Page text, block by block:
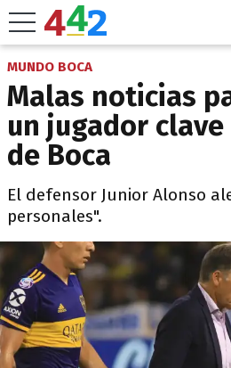
MUNDO BOCA
Malas noticias
un jugador
de Boca
El defensor Junior Alonso
personales".